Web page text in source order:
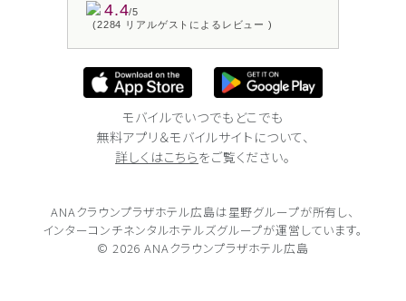
4.4/5
(2284 リアルゲストによるレビュー )
モバイルでいつでもどこでも
無料アプリ＆モバイルサイトについて、
詳しくはこちらをご覧ください。
ANAクラウンプラザホテル広島は星野グループが所有し、
インターコンチネンタルホテルズグループが運営しています。
© 2026 ANAクラウンプラザホテル広島